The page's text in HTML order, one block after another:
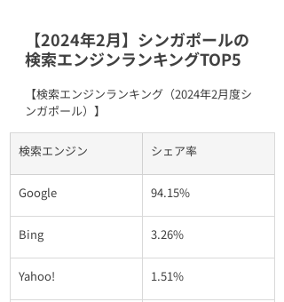
【2024年2月】シンガポールの
検索エンジンランキングTOP5
【検索エンジンランキング（2024年2月度シ
ンガポール）】
検索エンジン シェア率
Google 94.15%
Bing 3.26%
Yahoo! 1.51%